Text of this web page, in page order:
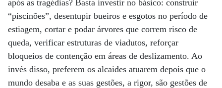
após as tragédias? Basta investir no básico: construir
“piscinões”, desentupir bueiros e esgotos no período de
estiagem, cortar e podar árvores que correm risco de
queda, verificar estruturas de viadutos, reforçar
bloqueios de contenção em áreas de deslizamento. Ao
invés disso, preferem os alcaides atuarem depois que o
mundo desaba e as suas gestões, a rigor, são gestões de